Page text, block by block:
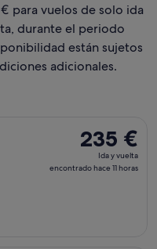
para vuelos de solo ida
durante el periodo
están sujetos
adicionales.
235 €
Ida
y
235 €
Ida y vuelta
encontrado hace 11 horas